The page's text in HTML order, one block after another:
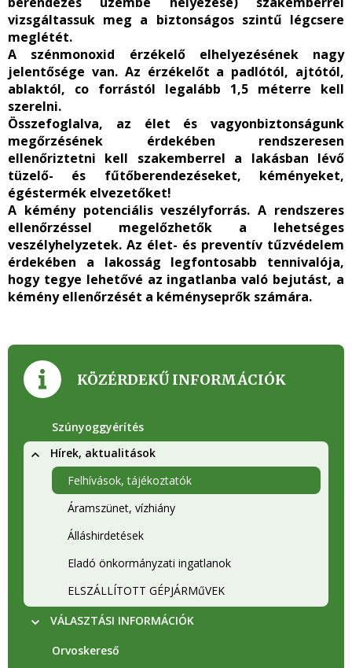
vizsgáltassuk meg a biztonságos szintű légcsere
meglétét.
A szénmonoxid érzékelő elhelyezésének nagy
jelentősége van. Az érzékelőt a padlótól, ajtótól,
ablaktól, co forrástól legalább 1,5 méterre kell
szerelni.
Összefoglalva, az élet és vagyonbiztonságunk
megőrzésének érdekében rendszeresen
ellenőriztetni kell szakemberrel a lakásban lévő
tüzelő- és fűtőberendezéseket, kéményeket,
égéstermék elvezetőket!
A kémény potenciális veszélyforrás. A rendszeres
ellenőrzéssel megelőzhetők a lehetséges
veszélyhelyzetek. Az élet- és preventív tűzvédelem
érdekében a lakosság legfontosabb tennivalója,
hogy tegye lehetővé az ingatlanba való bejutást, a
kémény ellenőrzését a kéményseprők számára.
KÖZÉRDEKŰ INFORMÁCIÓK
Szúnyoggyérítés
Hírek, aktualitások
Felhívások, tájékoztatók
Áramszünet, vízhiány
Álláshirdetések
Eladó önkormányzati ingatlanok
ELSZÁLLÍTOTT GÉPJÁRMűVEK
VÁLASZTÁSI INFORMÁCIÓK
Orvoskereső